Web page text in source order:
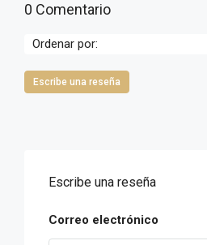
0 Comentario
Ordenar por:
Escribe una reseña
Escribe una reseña
Correo electrónico